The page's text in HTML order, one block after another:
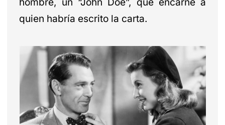
quien habría escrito la carta.